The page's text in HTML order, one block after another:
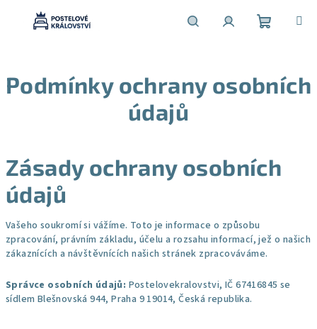
košík
Podmínky ochrany osobních
údajů
Zásady ochrany osobních
údajů
Vašeho soukromí si vážíme. Toto je informace o způsobu
zpracování, právním základu, účelu a rozsahu informací, jež o našich
zákaznících a návštěvnících našich stránek zpracováváme.
Správce osobních údajů: Postelovekralovstvi, IČ 67416845 se
sídlem Blešnovská 944, Praha 9 19014, Česká republika.